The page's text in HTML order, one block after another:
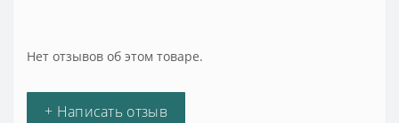
Нет отзывов об этом товаре.
+ Написать отзыв